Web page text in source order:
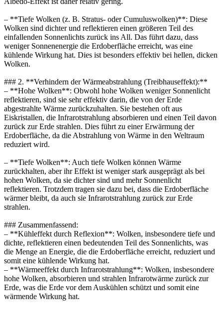
– **Tiefe Wolken (z. B. Stratus- oder Cumuluswolken)**: Diese
Wolken sind dichter und reflektieren einen größeren Teil des
einfallenden Sonnenlichts zurück ins All. Das führt dazu, dass
weniger Sonnenenergie die Erdoberfläche erreicht, was eine
kühlende Wirkung hat. Dies ist besonders effektiv bei hellen, dicken
Wolken.
### 2. **Verhindern der Wärmeabstrahlung (Treibhauseffekt):**
– **Hohe Wolken**: Obwohl hohe Wolken weniger Sonnenlicht
reflektieren, sind sie sehr effektiv darin, die von der Erde
abgestrahlte Wärme zurückzuhalten. Sie bestehen oft aus
Eiskristallen, die Infrarotstrahlung absorbieren und einen Teil davon
zurück zur Erde strahlen. Dies führt zu einer Erwärmung der
Erdoberfläche, da die Abstrahlung von Wärme in den Weltraum
reduziert wird.
– **Tiefe Wolken**: Auch tiefe Wolken können Wärme
zurückhalten, aber ihr Effekt ist weniger stark ausgeprägt als bei
hohen Wolken, da sie dichter sind und mehr Sonnenlicht
reflektieren. Trotzdem tragen sie dazu bei, dass die Erdoberfläche
wärmer bleibt, da auch sie Infrarotstrahlung zurück zur Erde
strahlen.
### Zusammenfassend:
– **Kühleffekt durch Reflexion**: Wolken, insbesondere tiefe und
dichte, reflektieren einen bedeutenden Teil des Sonnenlichts, was
die Menge an Energie, die die Erdoberfläche erreicht, reduziert und
somit eine kühlende Wirkung hat.
– **Wärmeeffekt durch Infrarotstrahlung**: Wolken, insbesondere
hohe Wolken, absorbieren und strahlen Infrarotwärme zurück zur
Erde, was die Erde vor dem Auskühlen schützt und somit eine
wärmende Wirkung hat.